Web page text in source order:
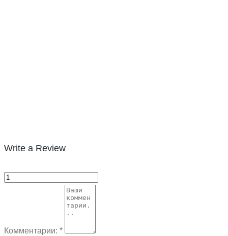
Write a Review
Комментарии: *